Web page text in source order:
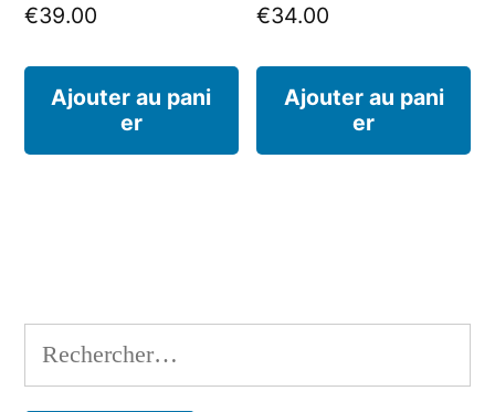
€39.00
Ajouter au pani
er
€34.00
Ajouter au pani
er
Rechercher :